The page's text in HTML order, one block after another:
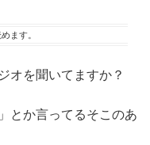
ます。
オを聞いてますか？
」とか言ってるそこのあ